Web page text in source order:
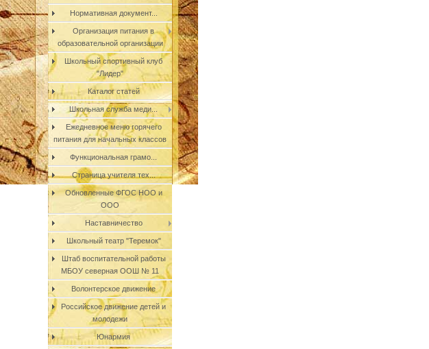
Нормативная документ...
Организация питания в
образовательной организации
Школьный спортивный клуб
"Лидер"
Каталог статей
Школьная служба меди...
Ежедневное меню горячего
питания для начальных классов
Функциональная грамо...
Страница учителя тех...
Обновленные ФГОС НОО и
ООО
Наставничество
Школьный театр "Теремок"
Штаб воспитательной работы
МБОУ северная ООШ № 11
Волонтерское движение
Российское движение детей и
молодежи
Юнармия